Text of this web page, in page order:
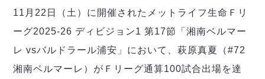
大会概要
アリーナ情報
過去の記録
デウソン神戸
ポルセイド浜田
ミラクルスマイル新居浜
選手の通算記録（Ｆ１）
エスポラーダ北海道
バルドラール浦安
11月22日（土）に開催されたメットライフ生命Ｆリ
ーグ2025-26 ディビジョン1 第17節「湘南ベルマー
レ vsバルドラール浦安」において、萩原真夏（#72
湘南ベルマーレ）がＦリーグ通算100試合出場を達